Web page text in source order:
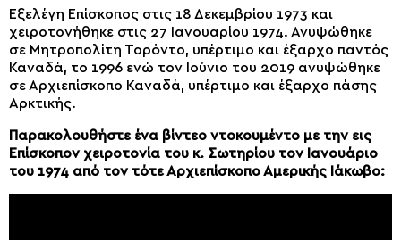
Εξελέγη Επίσκοπος στις 18 Δεκεμβρίου 1973 και
χειροτονήθηκε στις 27 Ιανουαρίου 1974. Ανυψώθηκε
σε Μητροπολίτη Τορόντο, υπέρτιμο και έξαρχο παντός
Καναδά, το 1996 ενώ τον Ιούνιο του 2019 ανυψώθηκε
σε Αρχιεπίσκοπο Καναδά, υπέρτιμο και έξαρχο πάσης
Αρκτικής.
Παρακολουθήστε ένα βίντεο ντοκουμέντο με την εις
Επίσκοπον χειροτονία του κ. Σωτηρίου τον Ιανουάριο
του 1974 από τον τότε Αρχιεπίσκοπο Αμερικής Ιάκωβο: